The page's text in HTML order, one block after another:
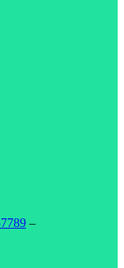
–